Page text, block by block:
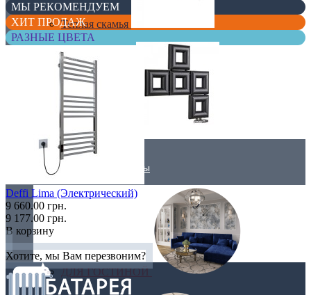
Теплая скамья
Эксклюзивные
Трубчатые радиаторы
ДЛЯ ГОСТИНОЙ
МЫ РЕКОМЕНДУЕМ
ХИТ ПРОДАЖ
РАЗНЫЕ ЦВЕТА
Deffi Lima (Электрический)
9 660.00 грн.
9 177.00 грн.
В корзину
Хотите, мы Вам перезвоним?